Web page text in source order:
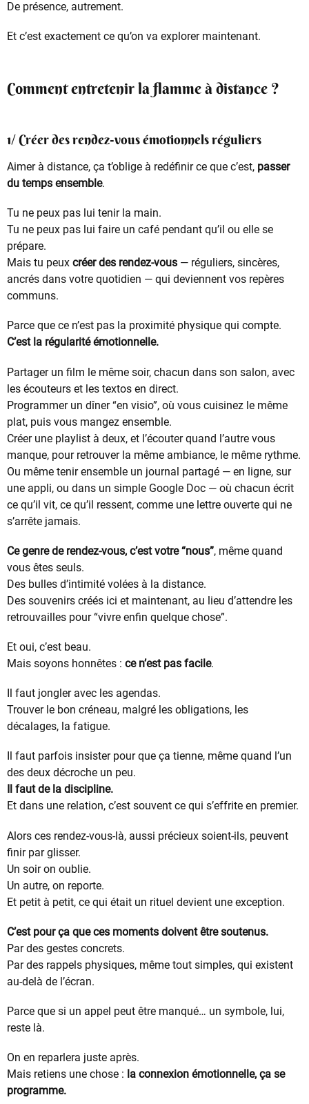
De présence, autrement.
Et c’est exactement ce qu’on va explorer maintenant.
Comment entretenir la flamme à distance ?
1/ Créer des rendez-vous émotionnels réguliers
Aimer à distance, ça t’oblige à redéfinir ce que c’est, passer
du temps ensemble.
Tu ne peux pas lui tenir la main.
Tu ne peux pas lui faire un café pendant qu’il ou elle se
prépare.
Mais tu peux créer des rendez-vous — réguliers, sincères,
ancrés dans votre quotidien — qui deviennent vos repères
communs.
Parce que ce n’est pas la proximité physique qui compte.
C’est la régularité émotionnelle.
Partager un film le même soir, chacun dans son salon, avec
les écouteurs et les textos en direct.
Programmer un dîner “en visio”, où vous cuisinez le même
plat, puis vous mangez ensemble.
Créer une playlist à deux, et l’écouter quand l’autre vous
manque, pour retrouver la même ambiance, le même rythme.
Ou même tenir ensemble un journal partagé — en ligne, sur
une appli, ou dans un simple Google Doc — où chacun écrit
ce qu’il vit, ce qu’il ressent, comme une lettre ouverte qui ne
s’arrête jamais.
Ce genre de rendez-vous, c’est votre “nous”, même quand
vous êtes seuls.
Des bulles d’intimité volées à la distance.
Des souvenirs créés ici et maintenant, au lieu d’attendre les
retrouvailles pour “vivre enfin quelque chose”.
Et oui, c’est beau.
Mais soyons honnêtes : ce n’est pas facile.
Il faut jongler avec les agendas.
Trouver le bon créneau, malgré les obligations, les
décalages, la fatigue.
Il faut parfois insister pour que ça tienne, même quand l’un
des deux décroche un peu.
Il faut de la discipline.
Et dans une relation, c’est souvent ce qui s’effrite en premier.
Alors ces rendez-vous-là, aussi précieux soient-ils, peuvent
finir par glisser.
Un soir on oublie.
Un autre, on reporte.
Et petit à petit, ce qui était un rituel devient une exception.
C’est pour ça que ces moments doivent être soutenus.
Par des gestes concrets.
Par des rappels physiques, même tout simples, qui existent
au-delà de l’écran.
Parce que si un appel peut être manqué… un symbole, lui,
reste là.
On en reparlera juste après.
Mais retiens une chose : la connexion émotionnelle, ça se
programme.